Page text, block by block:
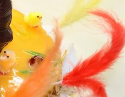
o
disminuir
volum.